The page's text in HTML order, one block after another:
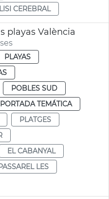
CEREBRAL
playas València
PLAYAS
POBLES SUD
TEMÁTICA
PLATGES
EL CABANYAL
LES